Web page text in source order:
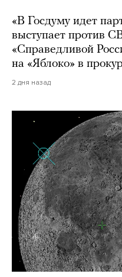
«В Госдуму идет
выступает против
«Справедливой
на «Яблоко» в
2 дня назад